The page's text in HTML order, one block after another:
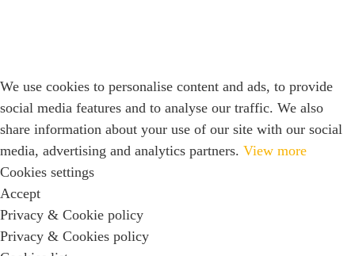
We use cookies to personalise content and ads, to provide
social media features and to analyse our traffic. We also
share information about your use of our site with our social
media, advertising and analytics partners. View more
Cookies settings
Accept
Privacy & Cookie policy
Privacy & Cookies policy